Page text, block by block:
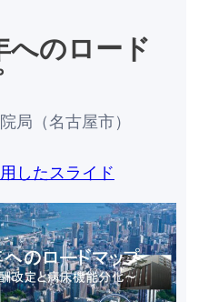
のロード
局（名古屋市）
したスライド